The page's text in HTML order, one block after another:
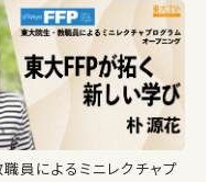
員によるミニレクチャプ